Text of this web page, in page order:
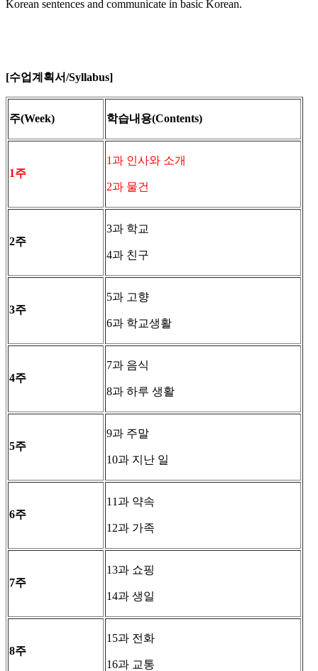
Korean sentences and communicate in basic Korean.
[수업계획서/Syllabus]
주(Week) 학습내용(Contents)
1주
1과 인사와 소개
2과 물건
2주
3과 학교
4과 친구
3주
5과 고향
6과 학교생활
4주
7과 음식
8과 하루 생활
5주
9과 주말
10과 지난 일
6주
11과 약속
12과 가족
7주
13과 쇼핑
14과 생일
8주
15과 전화
16과 교통